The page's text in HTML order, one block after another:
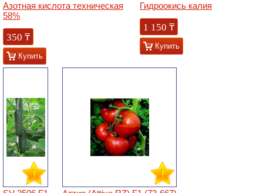
Азотная кислота техническая
58%
350 ₸
Купить
Гидроокись калия
1 150 ₸
Купить